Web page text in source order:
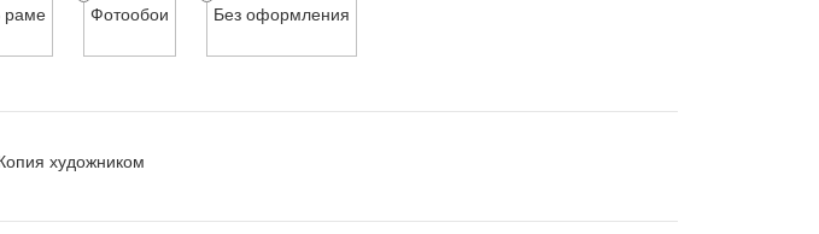
раме Фотообои Без оформления
художником